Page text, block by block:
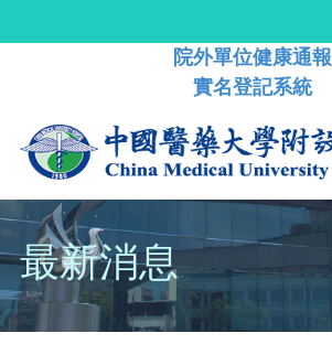
院外單位健康通報
實名登記系統
最新消息